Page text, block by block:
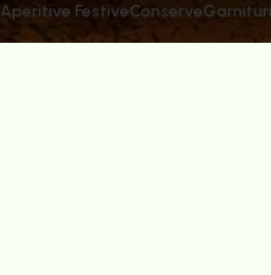
Aperitive FestiveConserveGarnituri